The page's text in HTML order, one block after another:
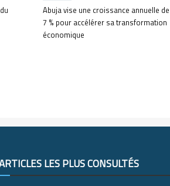
Abuja vise une croissance annuelle de
7 % pour accélérer sa transformation
économique
LES PLUS CONSULTÉS